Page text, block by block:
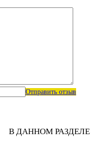
Отправить отзыв
В ДАННОМ РАЗДЕЛЕ